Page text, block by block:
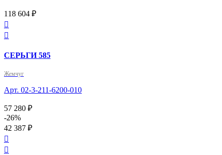
118 604 ₽


СЕРЬГИ 585
Жемчуг
Арт. 02-3-211-6200-010
57 280 ₽
-26%
42 387 ₽

